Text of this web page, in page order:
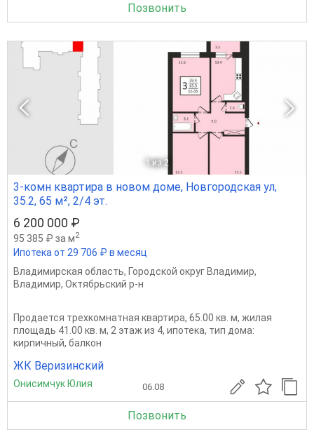
Позвонить
1 из 2
3-комн квартира в новом доме, Новгородская ул,
35.2, 65 м², 2/4 эт.
6 200 000 ₽
95 385 ₽ за м2
Ипотека от 29 706 ₽ в месяц
Владимирская область, Городской округ Владимир,
Владимир, Октябрьский р-н
Продается трехкомнатная квартира, 65.00 кв. м, жилая
площадь 41.00 кв. м, 2 этаж из 4, ипотека, тип дома:
кирпичный, балкон
ЖК Веризинский
Онисимчук Юлия 06.08
Позвонить